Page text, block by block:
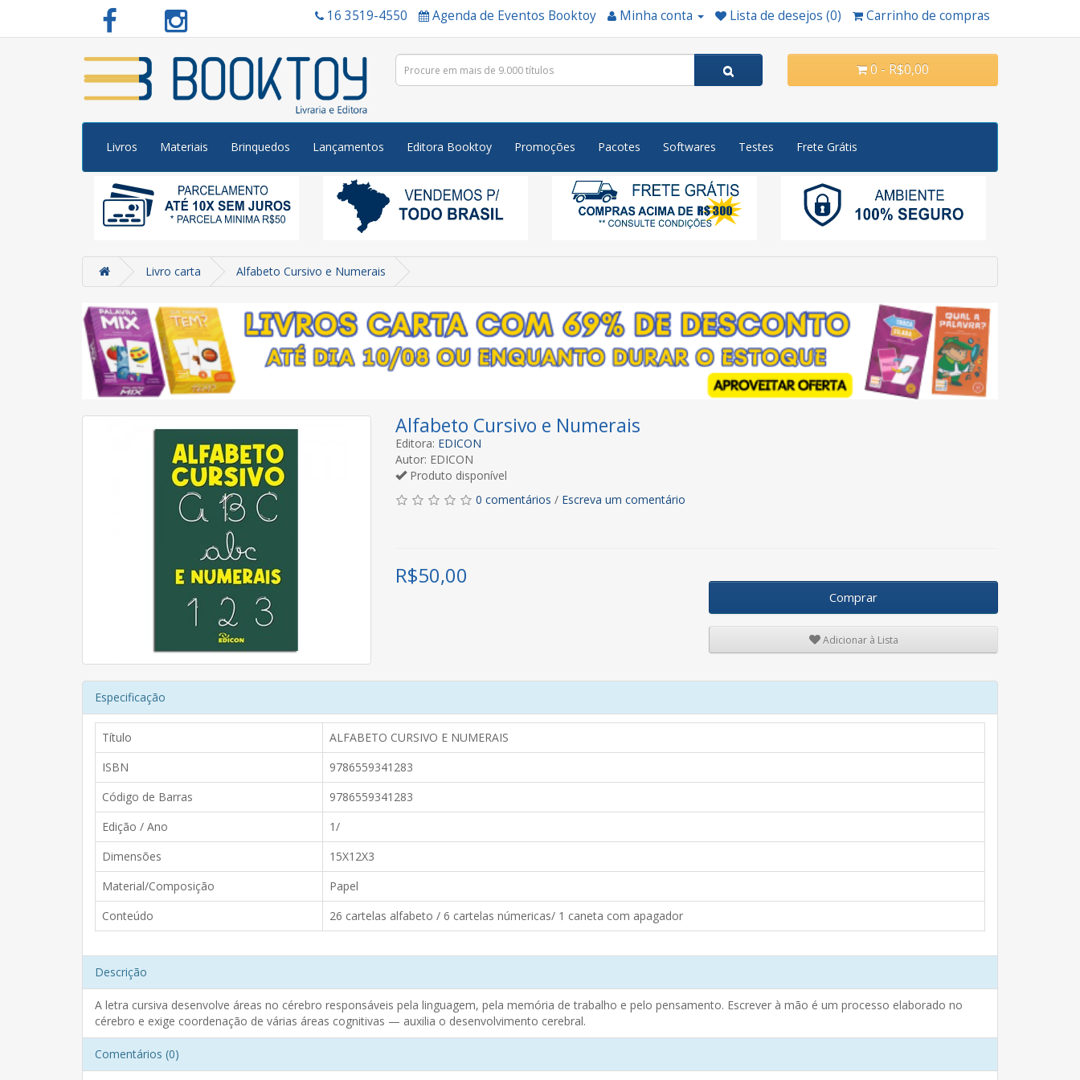
16 3519-4550 Agenda de Eventos Booktoy Minha conta Lista de desejos (0) Carrinho de compras
0 - R$0,00
Livros Materiais Brinquedos Lançamentos Editora Booktoy Promoções Pacotes Softwares Testes Frete Grátis
Livro carta Alfabeto Cursivo e Numerais
Alfabeto Cursivo e Numerais
Editora: EDICON
Autor: EDICON
Produto disponível
0 comentários / Escreva um comentário
R$50,00
Comprar
Adicionar à Lista
Especificação
Título
ALFABETO CURSIVO E NUMERAIS
ISBN
9786559341283
Código de Barras
9786559341283
Edição / Ano
1/
Dimensões
15X12X3
Material/Composição
Papel
Conteúdo
26 cartelas alfabeto / 6 cartelas númericas/ 1 caneta com apagador
Descrição
A letra cursiva desenvolve áreas no cérebro responsáveis pela linguagem, pela memória de trabalho e pelo pensamento. Escrever à mão é um processo elaborado no
cérebro e exige coordenação de várias áreas cognitivas — auxilia o desenvolvimento cerebral.
Comentários (0)